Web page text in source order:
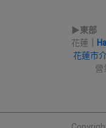
▶︎東部
花蓮
花蓮市
營業